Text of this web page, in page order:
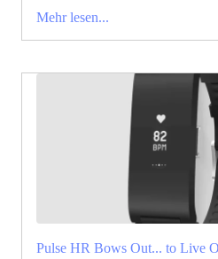
Mehr lesen...
Pulse HR Bows Out... to Live